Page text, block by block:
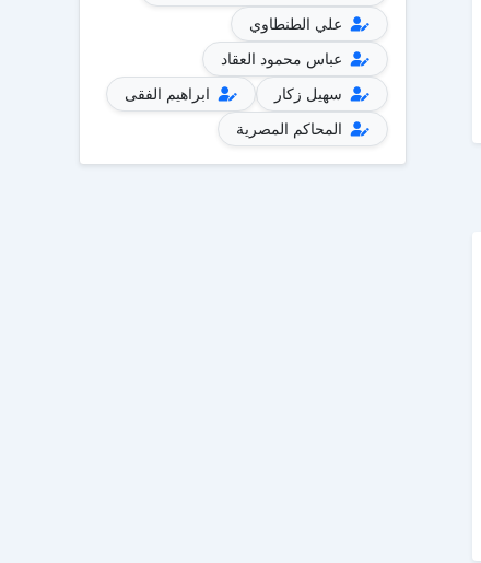
علي الطنطاوي
عباس محمود العقاد
سهيل زكار
ابراهيم الفقى
المحاكم المصرية